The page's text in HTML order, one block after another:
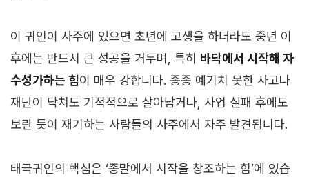
이 귀인이 사주에 있으면 초년에 고생을 하더라도 중년 이
후에는 반드시 큰 성공을 거두며, 특히 바닥에서 시작해 자
수성가하는 힘이 매우 강합니다. 종종 예기치 못한 사고나
재난이 닥쳐도 기적적으로 살아남거나, 사업 실패 후에도
보란 듯이 재기하는 사람들의 사주에서 자주 발견됩니다.
태극귀인의 핵심은 ‘종말에서 시작을 창조하는 힘’에 있습